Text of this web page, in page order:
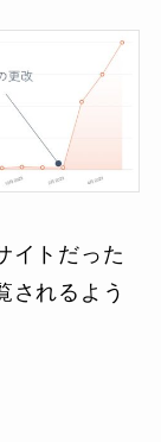
イトだった
されるよう